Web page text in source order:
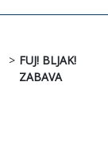
> FUJ! BLJAK!
ZABAVA